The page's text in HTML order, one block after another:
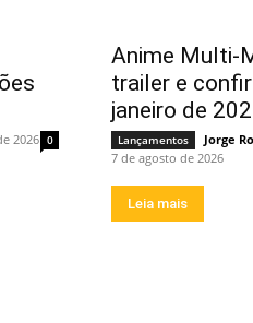
2026 0
Anime Multi-
trailer e
janeiro de
Lançamentos Jorge
7 de agosto de 2026
Leia mais